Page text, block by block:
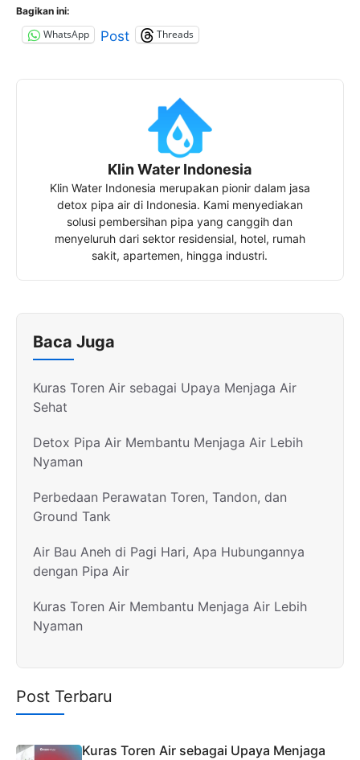
Bagikan ini:
WhatsApp Post Threads
Klin Water Indonesia
Klin Water Indonesia merupakan pionir dalam jasa
detox pipa air di Indonesia. Kami menyediakan
solusi pembersihan pipa yang canggih dan
menyeluruh dari sektor residensial, hotel, rumah
sakit, apartemen, hingga industri.
Baca Juga
Kuras Toren Air sebagai Upaya Menjaga Air
Sehat
Detox Pipa Air Membantu Menjaga Air Lebih
Nyaman
Perbedaan Perawatan Toren, Tandon, dan
Ground Tank
Air Bau Aneh di Pagi Hari, Apa Hubungannya
dengan Pipa Air
Kuras Toren Air Membantu Menjaga Air Lebih
Nyaman
Post Terbaru
Kuras Toren Air sebagai Upaya Menjaga